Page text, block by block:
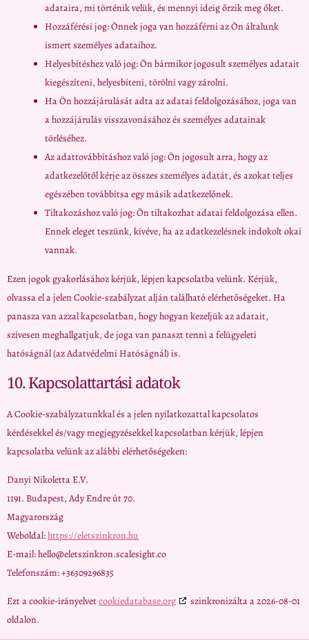
adataira, mi történik velük, és mennyi ideig őrzik meg őket.
Hozzáférési jog: Önnek joga van hozzáférni az Ön általunk
ismert személyes adataihoz.
Helyesbítéshez való jog: Ön bármikor jogosult személyes adatait
kiegészíteni, helyesbíteni, törölni vagy zárolni.
Ha Ön hozzájárulását adta az adatai feldolgozásához, joga van
a hozzájárulás visszavonásához és személyes adatainak
törléséhez.
Az adattovábbításhoz való jog: Ön jogosult arra, hogy az
adatkezelőtől kérje az összes személyes adatát, és azokat teljes
egészében továbbítsa egy másik adatkezelőnek.
Tiltakozáshoz való jog: Ön tiltakozhat adatai feldolgozása ellen.
Ennek eleget teszünk, kivéve, ha az adatkezelésnek indokolt okai
vannak.
Ezen jogok gyakorlásához kérjük, lépjen kapcsolatba velünk. Kérjük,
olvassa el a jelen Cookie-szabályzat alján található elérhetőségeket. Ha
panasza van azzal kapcsolatban, hogy hogyan kezeljük az adatait,
szívesen meghallgatjuk, de joga van panaszt tenni a felügyeleti
hatóságnál (az Adatvédelmi Hatóságnál) is.
10. Kapcsolattartási adatok
A Cookie-szabályzatunkkal és a jelen nyilatkozattal kapcsolatos
kérdésekkel és/vagy megjegyzésekkel kapcsolatban kérjük, lépjen
kapcsolatba velünk az alábbi elérhetőségeken:
Danyi Nikoletta E.V.
1191. Budapest, Ady Endre út 70.
Magyarország
Weboldal:https://eletszinkron.hu
E-mail:hello@eletszinkron.scalesight.co
Telefonszám: +36309296835
Ezt a cookie-irányelvetcookiedatabase.org
szinkronizálta a 2026-08-01
oldalon.